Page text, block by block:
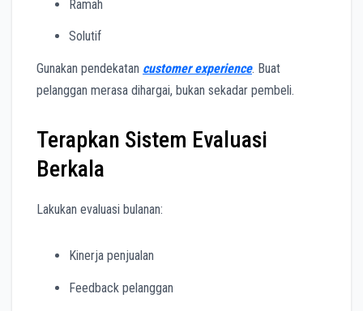
Ramah
Solutif
Gunakan pendekatan customer experience. Buat
pelanggan merasa dihargai, bukan sekadar pembeli.
Terapkan Sistem Evaluasi
Berkala
Lakukan evaluasi bulanan:
Kinerja penjualan
Feedback pelanggan